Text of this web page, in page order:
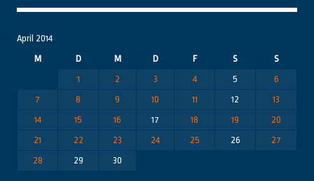
April 2014
M
D M D F S
S
1
2 3 4 5
6
7
8 9 10 11 12
13
14
15 16 17 18 19
20
21
22 23 24 25 26
27
28
29 30